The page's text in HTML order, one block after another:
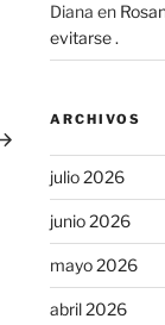
Diana en
evitarse .
ARCHIVOS
julio 2026
junio 2026
mayo 2026
abril 2026